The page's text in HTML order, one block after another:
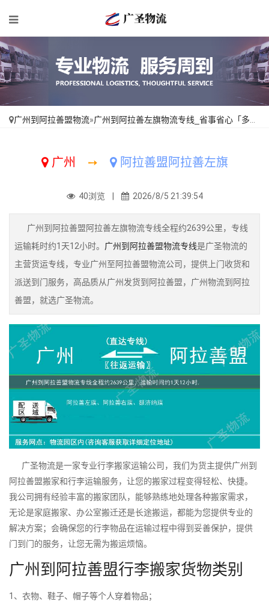
广州到阿拉善盟物流»广州到阿拉善左旗物流专线_省事省心「多久能到」
广州 ➙ 阿拉善盟阿拉善左旗
40浏览 | 2026/8/5 21:39:54
广州到阿拉善盟阿拉善左旗物流专线全程约2639公里，专线
运输耗时约1天12小时。 广州到阿拉善盟物流专线是广圣物流的
主营货运专线，专业广州至阿拉善盟物流公司，提供上门收货和
派送到门服务，高品质从广州发货到阿拉善盟，广州物流到阿拉
善盟，就选广圣物流。
广圣物流是一家专业行李搬家运输公司，我们为货主提供广州到
阿拉善盟搬家和行李运输服务，让您的搬家过程变得轻松、快捷。
我公司拥有经验丰富的搬家团队，能够熟练地处理各种搬家需求，
无论是家庭搬家、办公室搬迁还是长途搬运，都能为您提供专业的
解决方案；会确保您的行李物品在运输过程中得到妥善保护，提供
门到门的服务，让您无需为搬运烦恼。
广州到阿拉善盟行李搬家货物类别
1、衣物、鞋子、帽子等个人穿着物品；